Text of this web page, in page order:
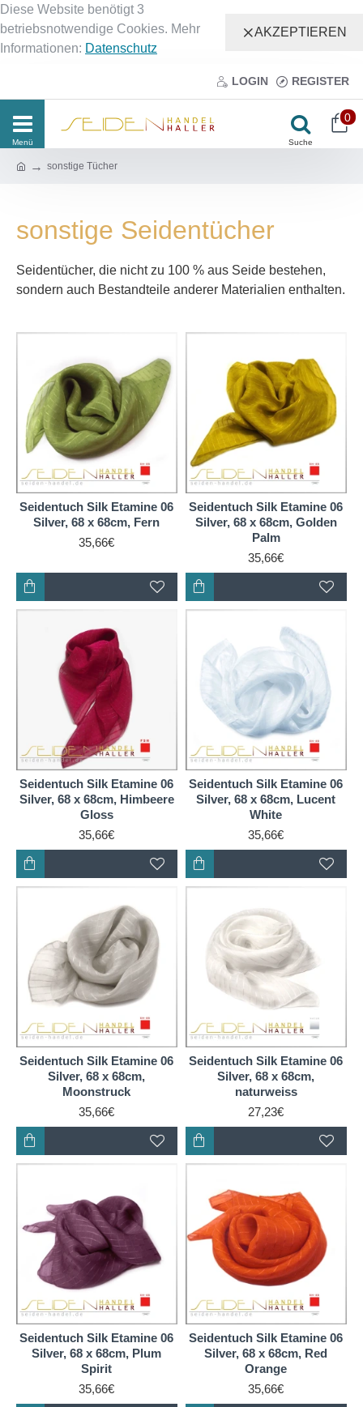
Diese Website benötigt 3
betriebsnotwendige Cookies. Mehr
Informationen: Datenschutz
AKZEPTIEREN
LOGIN REGISTER
0
sonstige Tücher
sonstige Seidentücher
Seidentücher, die nicht zu 100 % aus Seide bestehen,
sondern auch Bestandteile anderer Materialien enthalten.
Seidentuch Silk Etamine 06
Silver, 68 x 68cm, Fern
35,66€
Seidentuch Silk Etamine 06
Silver, 68 x 68cm, Golden
Palm
35,66€
Seidentuch Silk Etamine 06
Silver, 68 x 68cm, Himbeere
Gloss
35,66€
Seidentuch Silk Etamine 06
Silver, 68 x 68cm, Lucent
White
35,66€
Seidentuch Silk Etamine 06
Silver, 68 x 68cm,
Moonstruck
35,66€
Seidentuch Silk Etamine 06
Silver, 68 x 68cm,
naturweiss
27,23€
Seidentuch Silk Etamine 06
Silver, 68 x 68cm, Plum
Spirit
35,66€
Seidentuch Silk Etamine 06
Silver, 68 x 68cm, Red
Orange
35,66€